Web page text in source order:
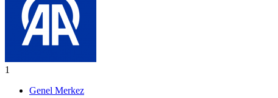
1
Genel Merkez